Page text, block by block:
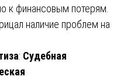
к финансовым потерям.
наличие проблем на
: Судебная